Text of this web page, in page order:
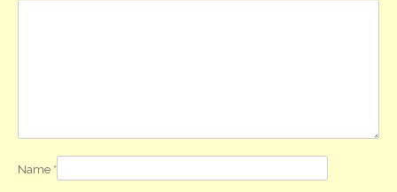
Name *